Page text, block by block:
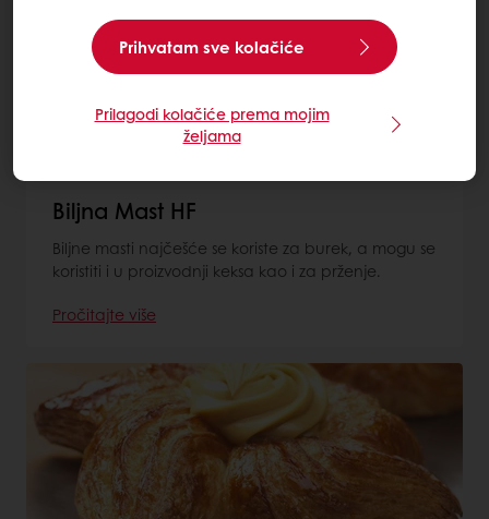
Biljna Mast HF
Biljne masti najčešće se koriste za burek, a mogu se
koristiti i u proizvodnji keksa kao i za prženje.
Pročitajte više
Prihvatam sve kolačiće
Prilagodi kolačiće prema mojim
željama